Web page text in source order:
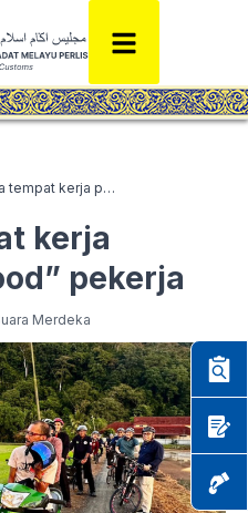
Suasana tempat kerja pengaruhi “mood” pekerja
kerja
pekerja
Merdeka